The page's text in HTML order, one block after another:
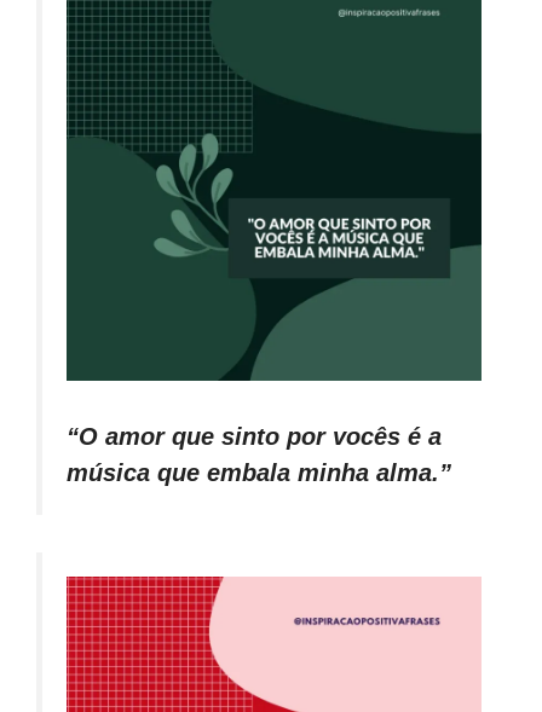
“O amor que sinto por vocês é a
música que embala minha alma.”